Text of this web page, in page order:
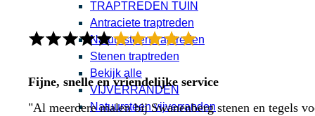
TRAPTREDEN TUIN
Antraciete traptreden
Natuursteen traptreden
Stenen traptreden
Bekijk alle
VIJVERRANDEN
Natuursteen vijverranden
Fijne, snelle en vriendelijke service
"Al meerdere malen bij Swanenberg stenen en tegels